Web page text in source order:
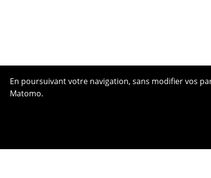
En poursuivant votre navigation, sans modifier vos
Matomo.